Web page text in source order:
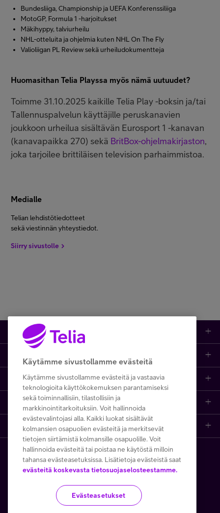
Bundesliiga, Championship ja UEFA Konferenssiliiga
MotoGP, Formula 1 -harjoitukset
Mäkihyppy, talviurheilu
NHL-otteluita ja ohjelmia kuten NHL On The Fly
Valioliigan PL Review sekä urheiludokumentteja
Huomasithan Telia Playssa myös nämä uutuudet?
Toimme 31.10.2025 kaikille Telia Play -boksin ja/tai
Tallennuspalvelun käyttäjille peruskanavien
joukkoon urheilua sisältävän Eurosport 1 -kanavan
(kanavapaikka 270) sekä BritBox-ohjelmakirjaston,
joka tarjoilee brittiläisen television parhaimmistoa.
Medialle
Telian lehdistötiedotteet
sekä viestinnän yhteystiedot.
Siirry sivustolle
Kauppa
Puhelinliittymät
Mobiililaajakaista
Kodin laajakaista
Prepaid-liittymät
MTV Katsomo
Tarjoukset
iPhone 17
Samsung S26
Viaplay
Suoratoistopalvelut
Asiakastuki netissä
Etsi apua ja ohjeita
Tilauksen peruuttaminen
Opi ja inspiroidu
Nopeustesti (speed test)
Ota yhteyttä
Asiakaspalvelun yhteystiedot
Asioi kirjautuneena
Etsi Telia Kauppa
Yhteystiedot yrityksille
Telia Finland
Telia yrityksenä
Medialle
Avoimet työpaikat
Copyright Telia Company 2026 Tietosuoja ja -turva
Käyttöehdot Evästeiden käyttö
Toimitusehdot ja palvelukuvaukset
Käytämme sivustollamme evästeitä
Käytämme sivustollamme evästeitä ja vastaavia
teknologioita käyttökokemuksen parantamiseksi
sekä toiminnallisiin, tilastollisiin ja
markkinointitarkoituksiin. Voit hallinnoida
evästevalintojasi alla. Kaikki luokat sisältävät
kolmansien osapuolien evästeitä ja merkitsevät
tietojen siirtämistä kolmansille osapuolille. Voit
hallinnoida evästeitä tai poistaa ne käytöstä milloin
tahansa evästeasetuksissa. Lisätietoja evästeistä saat
evästeitä koskevasta tietosuojaselosteestamme.
Evästeasetukset